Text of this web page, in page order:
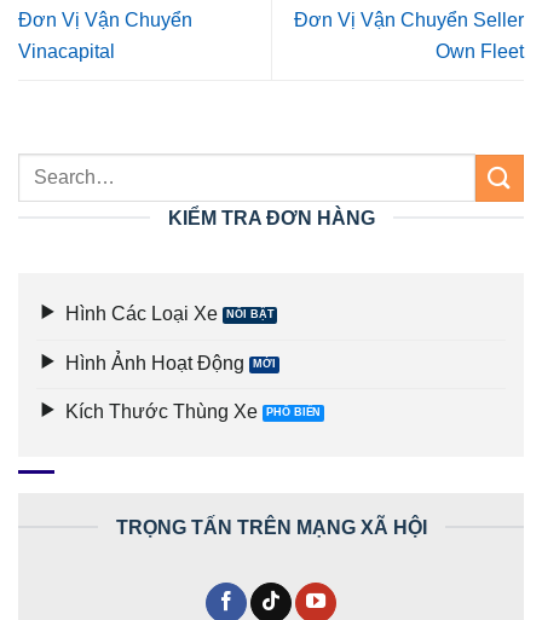
Đơn Vị Vận Chuyển
Vinacapital
Đơn Vị Vận Chuyển Seller
Own Fleet
KIỂM TRA ĐƠN HÀNG
Hình Các Loại Xe
Hình Ảnh Hoạt Động
Kích Thước Thùng Xe
TRỌNG TẤN TRÊN MẠNG XÃ HỘI